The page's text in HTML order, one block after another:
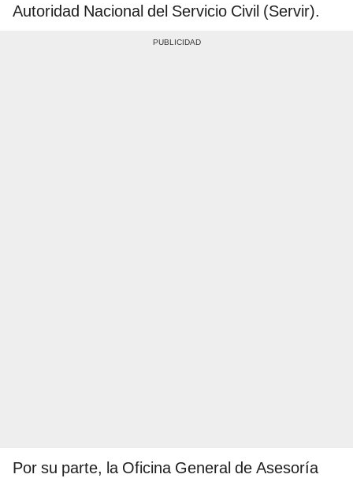
Autoridad Nacional del Servicio Civil (Servir).
Por su parte, la Oficina General de Asesoría